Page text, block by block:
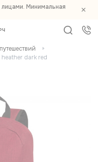
Минимальная
heather dark red